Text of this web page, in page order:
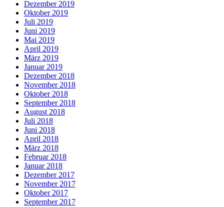
Dezember 2019
Oktober 2019
Juli 2019
Juni 2019
Mai 2019
April 2019
März 2019
Januar 2019
Dezember 2018
November 2018
Oktober 2018
September 2018
August 2018
Juli 2018
Juni 2018
April 2018
März 2018
Februar 2018
Januar 2018
Dezember 2017
November 2017
Oktober 2017
September 2017